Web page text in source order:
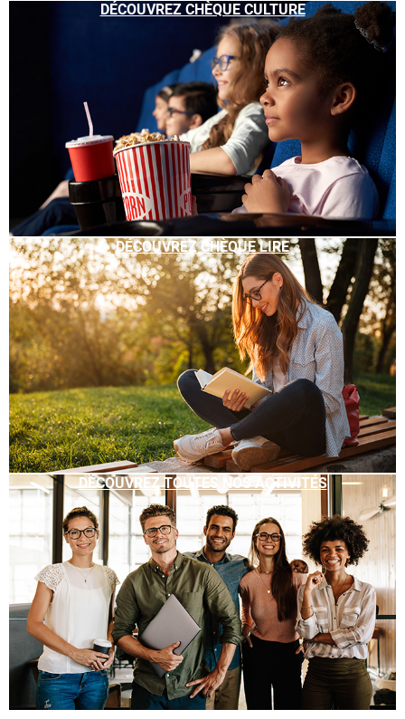
DÉCOUVREZ CHÈQUE CULTURE
DÉCOUVREZ CHÈQUE LIRE
DÉCOUVREZ TOUTES NOS ACTIVITÉS